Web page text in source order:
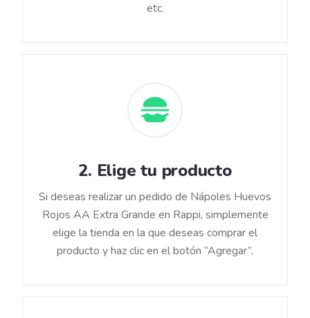
etc.
2. Elige tu producto
Si deseas realizar un pedido de Nápoles Huevos
Rojos AA Extra Grande en Rappi, simplemente
elige la tienda en la que deseas comprar el
producto y haz clic en el botón “Agregar”.